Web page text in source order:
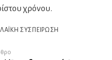
χρόνου.
ΛΑΪΚΉ ΣΥΣΠΕΊΡΩΣΗ